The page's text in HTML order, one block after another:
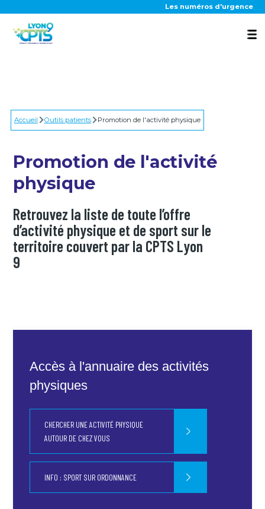
Les numéros d'urgence
Nos actions
Outils patients
Actualités
Accueil Outils patients Promotion de l'activité physique
Promotion de l'activité
physique
Retrouvez la liste de toute l’offre
d’activité physique et de sport sur le
territoire couvert par la CPTS Lyon
9
Accès à l'annuaire des activités
physiques
CHERCHER UNE ACTIVITÉ PHYSIQUE
AUTOUR DE CHEZ VOUS
INFO : SPORT SUR ORDONNANCE